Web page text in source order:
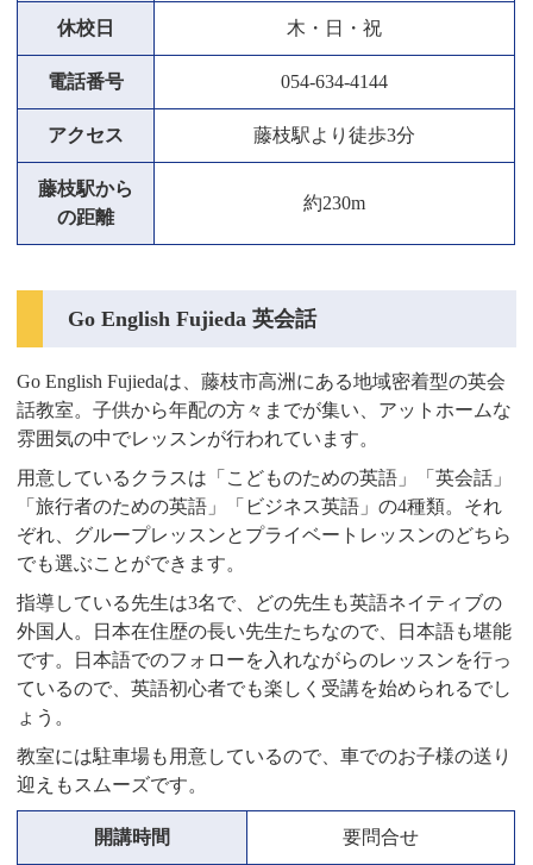
休校日 木・日・祝
電話番号 054-634-4144
アクセス 藤枝駅より徒歩3分
藤枝駅から
の距離
約230m
Go English Fujieda 英会話
Go English Fujiedaは、藤枝市高洲にある地域密着型の英会
話教室。子供から年配の方々までが集い、アットホームな
雰囲気の中でレッスンが行われています。
用意しているクラスは「こどものための英語」「英会話」
「旅行者のための英語」「ビジネス英語」の4種類。それ
ぞれ、グループレッスンとプライベートレッスンのどちら
でも選ぶことができます。
指導している先生は3名で、どの先生も英語ネイティブの
外国人。日本在住歴の長い先生たちなので、日本語も堪能
です。日本語でのフォローを入れながらのレッスンを行っ
ているので、英語初心者でも楽しく受講を始められるでし
ょう。
教室には駐車場も用意しているので、車でのお子様の送り
迎えもスムーズです。
開講時間 要問合せ